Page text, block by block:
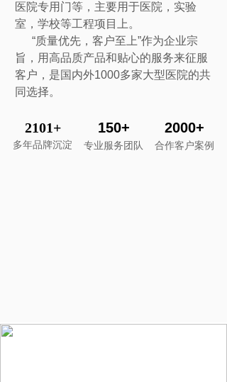
2000+
合作客户案例
2101+
多年品牌沉淀
150+
专业服务团队
医院专用门等，主要用于医院，实验
室，学校等工程项目上。
“质量优先，客户至上”作为企业宗
旨，用高品质产品和贴心的服务来征服
客户，是国内外1000多家大型医院的共
同选择。